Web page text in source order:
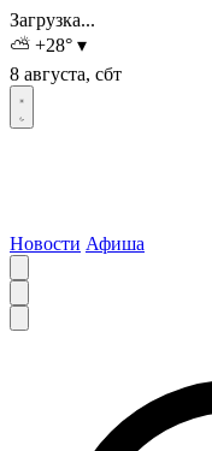
Загрузка...
⛅ +28° ▾
8 августа, сбт
Новости Афиша